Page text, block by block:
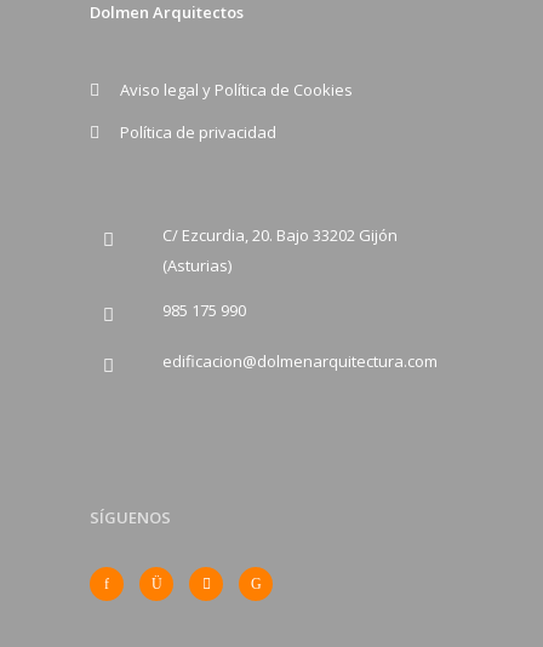
Dolmen Arquitectos
Aviso legal y Política de Cookies
Política de privacidad
C/ Ezcurdia, 20. Bajo 33202 Gijón
(Asturias)
985 175 990
edificacion@dolmenarquitectura.com
SÍGUENOS